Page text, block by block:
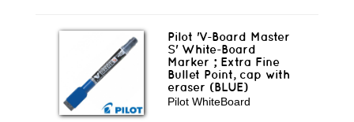
Pilot 'V-Board Master
S' White-Board
Marker ; Extra Fine
Bullet Point, cap with
eraser (BLUE)
Pilot WhiteBoard